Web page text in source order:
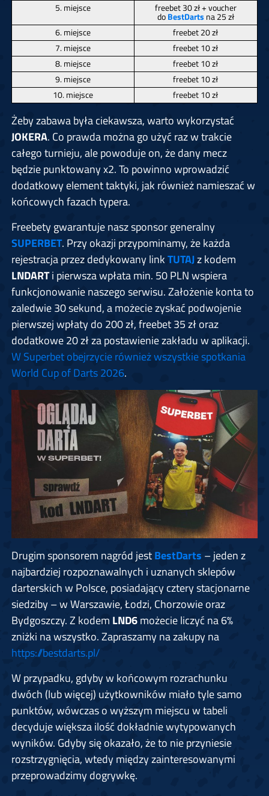
5. miejsce freebet 30 zł + voucher
doBestDarts na 25 zł
6. miejsce
freebet 20 zł
7. miejsce
freebet 10 zł
8. miejsce
freebet 10 zł
9. miejsce
freebet 10 zł
10. miejsce
freebet 10 zł
Żeby zabawa była ciekawsza, warto wykorzystać
JOKERA. Co prawda można go użyć raz w trakcie
całego turnieju, ale powoduje on, że dany mecz
będzie punktowany x2. To powinno wprowadzić
dodatkowy element taktyki, jak również namieszać w
końcowych fazach typera.
Freebety gwarantuje nasz sponsor generalny
SUPERBET. Przy okazji przypominamy, że każda
rejestracja przez dedykowany linkTUTAJz kodem
LNDARTi pierwsza wpłata min. 50 PLN wspiera
funkcjonowanie naszego serwisu. Założenie konta to
zaledwie 30 sekund, a możecie zyskać podwojenie
pierwszej wpłaty do 200 zł, freebet 35 zł oraz
dodatkowe 20 zł za postawienie zakładu w aplikacji.
W Superbet obejrzycie również wszystkie spotkania
World Cup of Darts 2026.
Drugim sponsorem nagród jestBestDarts – jeden z
najbardziej rozpoznawalnych i uznanych sklepów
darterskich w Polsce, posiadający cztery stacjonarne
siedziby – w Warszawie, Łodzi, Chorzowie oraz
Bydgoszczy. Z kodem LND6możecie liczyć na 6%
zniżki na wszystko. Zapraszamy na zakupy na
https://bestdarts.pl/
W przypadku, gdyby w końcowym rozrachunku
dwóch (lub więcej) użytkowników miało tyle samo
punktów, wówczas o wyższym miejscu w tabeli
decyduje większa ilość dokładnie wytypowanych
wyników. Gdyby się okazało, że to nie przyniesie
rozstrzygnięcia, wtedy między zainteresowanymi
przeprowadzimy dogrywkę.